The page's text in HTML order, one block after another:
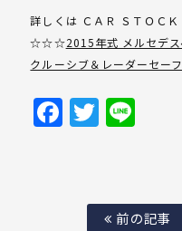
詳しくは ＣＡＲ ＳＴＯＣ
☆☆☆2015年式 メルセデ
クルーシブ＆レーダーセー
Facebook
Twitter
前の記事